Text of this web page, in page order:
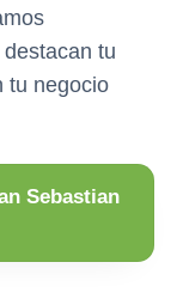
tu
tu negocio
Sebastian